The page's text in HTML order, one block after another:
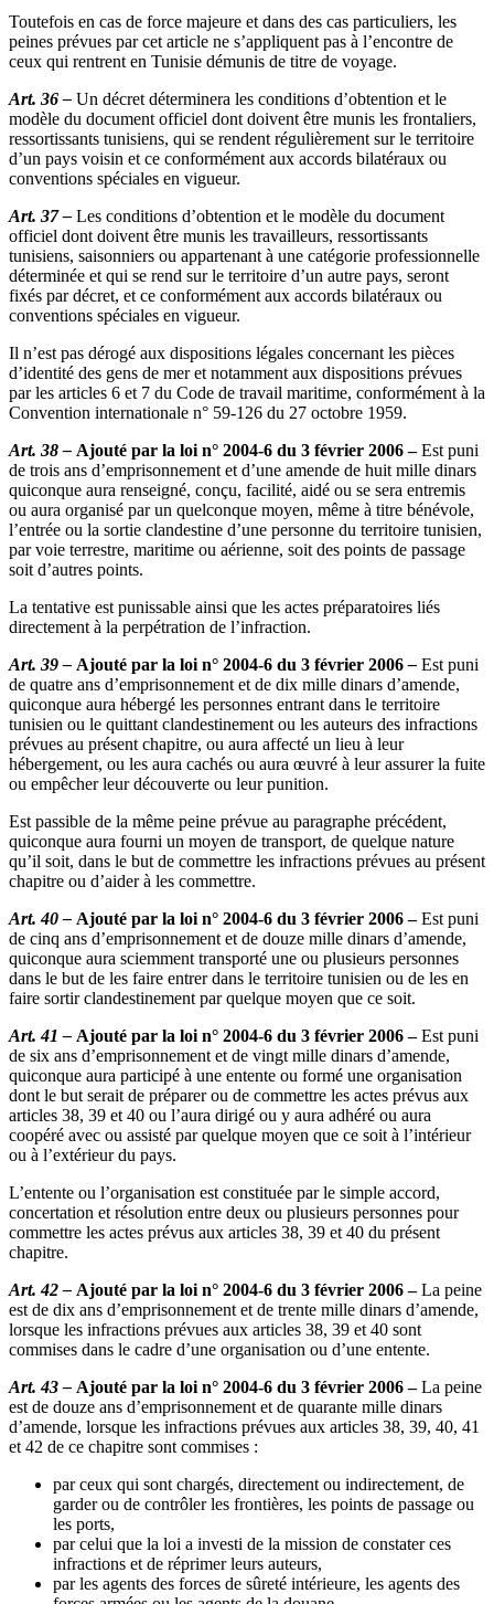
Toutefois en cas de force majeure et dans des cas particuliers, les
peines prévues par cet article ne s’appliquent pas à l’encontre de
ceux qui rentrent en Tunisie démunis de titre de voyage.
Art. 36 – Un décret déterminera les conditions d’obtention et le
modèle du document officiel dont doivent être munis les frontaliers,
ressortissants tunisiens, qui se rendent régulièrement sur le territoire
d’un pays voisin et ce conformément aux accords bilatéraux ou
conventions spéciales en vigueur.
Art. 37 – Les conditions d’obtention et le modèle du document
officiel dont doivent être munis les travailleurs, ressortissants
tunisiens, saisonniers ou appartenant à une catégorie professionnelle
déterminée et qui se rend sur le territoire d’un autre pays, seront
fixés par décret, et ce conformément aux accords bilatéraux ou
conventions spéciales en vigueur.
Il n’est pas dérogé aux dispositions légales concernant les pièces
d’identité des gens de mer et notamment aux dispositions prévues
par les articles 6 et 7 du Code de travail maritime, conformément à la
Convention internationale n° 59-126 du 27 octobre 1959.
Art. 38 – Ajouté par la loi n° 2004-6 du 3 février 2006 –Est puni
de trois ans d’emprisonnement et d’une amende de huit mille dinars
quiconque aura renseigné, conçu, facilité, aidé ou se sera entremis
ou aura organisé par un quelconque moyen, même à titre bénévole,
l’entrée ou la sortie clandestine d’une personne du territoire tunisien,
par voie terrestre, maritime ou aérienne, soit des points de passage
soit d’autres points.
La tentative est punissable ainsi que les actes préparatoires liés
directement à la perpétration de l’infraction.
Art. 39 – Ajouté par la loi n° 2004-6 du 3 février 2006– Est puni
de quatre ans d’emprisonnement et de dix mille dinars d’amende,
quiconque aura hébergé les personnes entrant dans le territoire
tunisien ou le quittant clandestinement ou les auteurs des infractions
prévues au présent chapitre, ou aura affecté un lieu à leur
hébergement, ou les aura cachés ou aura œuvré à leur assurer la fuite
ou empêcher leur découverte ou leur punition.
Est passible de la même peine prévue au paragraphe précédent,
quiconque aura fourni un moyen de transport, de quelque nature
qu’il soit, dans le but de commettre les infractions prévues au présent
chapitre ou d’aider à les commettre.
Art. 40 – Ajouté par la loi n° 2004-6 du 3 février 2006 –Est puni
de cinq ans d’emprisonnement et de douze mille dinars d’amende,
quiconque aura sciemment transporté une ou plusieurs personnes
dans le but de les faire entrer dans le territoire tunisien ou de les en
faire sortir clandestinement par quelque moyen que ce soit.
Art. 41 – Ajouté par la loi n° 2004-6 du 3 février 2006 –Est puni
de six ans d’emprisonnement et de vingt mille dinars d’amende,
quiconque aura participé à une entente ou formé une organisation
dont le but serait de préparer ou de commettre les actes prévus aux
articles 38, 39 et 40 ou l’aura dirigé ou y aura adhéré ou aura
coopéré avec ou assisté par quelque moyen que ce soit à l’intérieur
ou à l’extérieur du pays.
L’entente ou l’organisation est constituée par le simple accord,
concertation et résolution entre deux ou plusieurs personnes pour
commettre les actes prévus aux articles 38, 39 et 40 du présent
chapitre.
Art. 42 – Ajouté par la loi n° 2004-6 du 3 février 2006 –La peine
est de dix ans d’emprisonnement et de trente mille dinars d’amende,
lorsque les infractions prévues aux articles 38, 39 et 40 sont
commises dans le cadre d’une organisation ou d’une entente.
Art. 43 – Ajouté par la loi n° 2004-6 du 3 février 2006 –La peine
est de douze ans d’emprisonnement et de quarante mille dinars
d’amende, lorsque les infractions prévues aux articles 38, 39, 40, 41
et 42 de ce chapitre sont commises :
par ceux qui sont chargés, directement ou indirectement, de
garder ou de contrôler les frontières, les points de passage ou
les ports,
par celui que la loi a investi de la mission de constater ces
infractions et de réprimer leurs auteurs,
par les agents des forces de sûreté intérieure, les agents des